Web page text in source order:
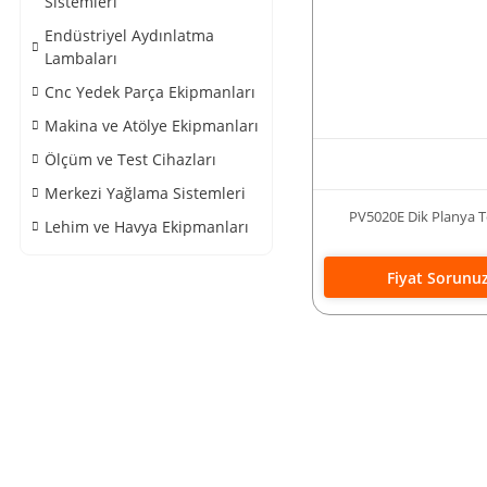
Endüstriyel Aydınlatma
Lambaları
Cnc Yedek Parça Ekipmanları
Makina ve Atölye Ekipmanları
Ölçüm ve Test Cihazları
Merkezi Yağlama Sistemleri
Lehim ve Havya Ekipmanları
PV5020E Dik Planya
Fiyat Sorunuz